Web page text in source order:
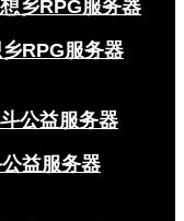
RPG服务器
益服务器